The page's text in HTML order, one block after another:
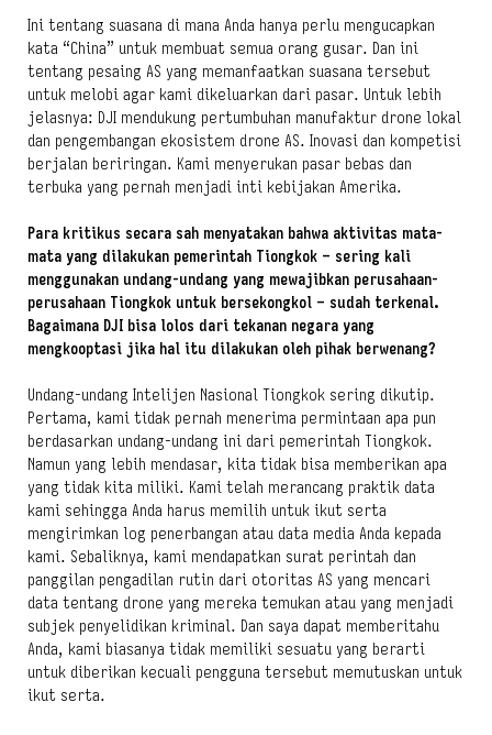
Ini tentang suasana di mana Anda hanya perlu mengucapkan
kata “China” untuk membuat semua orang gusar. Dan ini
tentang pesaing AS yang memanfaatkan suasana tersebut
untuk melobi agar kami dikeluarkan dari pasar. Untuk lebih
jelasnya: DJI mendukung pertumbuhan manufaktur drone lokal
dan pengembangan ekosistem drone AS. Inovasi dan kompetisi
berjalan beriringan. Kami menyerukan pasar bebas dan
terbuka yang pernah menjadi inti kebijakan Amerika.
Para kritikus secara sah menyatakan bahwa aktivitas mata-
mata yang dilakukan pemerintah Tiongkok – sering kali
menggunakan undang-undang yang mewajibkan perusahaan-
perusahaan Tiongkok untuk bersekongkol – sudah terkenal.
Bagaimana DJI bisa lolos dari tekanan negara yang
mengkooptasi jika hal itu dilakukan oleh pihak berwenang?
Undang-undang Intelijen Nasional Tiongkok sering dikutip.
Pertama, kami tidak pernah menerima permintaan apa pun
berdasarkan undang-undang ini dari pemerintah Tiongkok.
Namun yang lebih mendasar, kita tidak bisa memberikan apa
yang tidak kita miliki. Kami telah merancang praktik data
kami sehingga Anda harus memilih untuk ikut serta
mengirimkan log penerbangan atau data media Anda kepada
kami. Sebaliknya, kami mendapatkan surat perintah dan
panggilan pengadilan rutin dari otoritas AS yang mencari
data tentang drone yang mereka temukan atau yang menjadi
subjek penyelidikan kriminal. Dan saya dapat memberitahu
Anda, kami biasanya tidak memiliki sesuatu yang berarti
untuk diberikan kecuali pengguna tersebut memutuskan untuk
ikut serta.